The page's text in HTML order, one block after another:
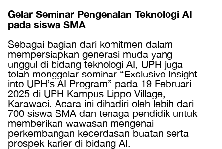
Gelar Seminar Pengenalan Teknologi AI
pada siswa SMA
Sebagai bagian dari komitmen dalam
mempersiapkan generasi muda yang
unggul di bidang teknologi AI, UPH juga
telah menggelar seminar “Exclusive Insight
into UPH’s AI Program” pada 19 Februari
2025 di UPH Kampus Lippo Village,
Karawaci. Acara ini dihadiri oleh lebih dari
700 siswa SMA dan tenaga pendidik untuk
memberikan wawasan mengenai
perkembangan kecerdasan buatan serta
prospek karier di bidang AI.